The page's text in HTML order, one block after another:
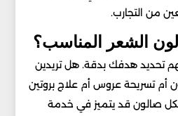
من التجارب.
الشعر المناسب؟
تحديد هدفك بدقة. هل تريدين
تسريحة عروس أم علاج بروتين
صالون قد يتميز في خدمة